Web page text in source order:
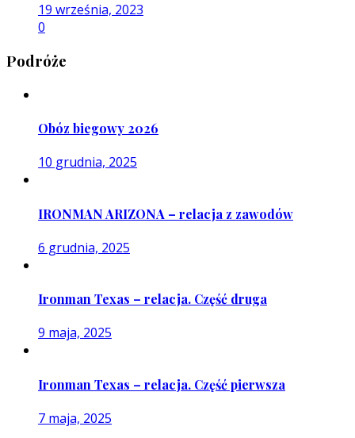
19 września, 2023
0
Podróże
Obóz biegowy 2026
10 grudnia, 2025
IRONMAN ARIZONA – relacja z zawodów
6 grudnia, 2025
Ironman Texas – relacja. Część druga
9 maja, 2025
Ironman Texas – relacja. Część pierwsza
7 maja, 2025